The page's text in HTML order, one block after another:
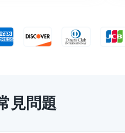
見問題